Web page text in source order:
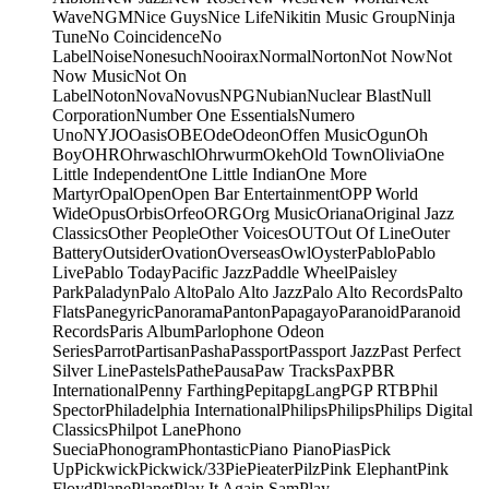
WaveNGMNice GuysNice LifeNikitin Music GroupNinja
TuneNo CoincidenceNo
LabelNoiseNonesuchNooiraxNormalNortonNot NowNot
Now MusicNot On
LabelNotonNovaNovusNPGNubianNuclear BlastNull
CorporationNumber One EssentialsNumero
UnoNYJOOasisOBEOdeOdeonOffen MusicOgunOh
BoyOHROhrwaschlOhrwurmOkehOld TownOliviaOne
Little IndependentOne Little IndianOne More
MartyrOpalOpenOpen Bar EntertainmentOPP World
WideOpusOrbisOrfeoORGOrg MusicOrianaOriginal Jazz
ClassicsOther PeopleOther VoicesOUTOut Of LineOuter
BatteryOutsiderOvationOverseasOwlOysterPabloPablo
LivePablo TodayPacific JazzPaddle WheelPaisley
ParkPaladynPalo AltoPalo Alto JazzPalo Alto RecordsPalto
FlatsPanegyricPanoramaPantonPapagayoParanoidParanoid
RecordsParis AlbumParlophone Odeon
SeriesParrotPartisanPashaPassportPassport JazzPast Perfect
Silver LinePastelsPathePausaPaw TracksPaxPBR
InternationalPenny FarthingPepitapgLangPGP RTBPhil
SpectorPhiladelphia InternationalPhilipsPhilipsPhilips Digital
ClassicsPhilpot LanePhono
SueciaPhonogramPhontasticPiano PianoPiasPick
UpPickwickPickwick/33PiePieaterPilzPink ElephantPink